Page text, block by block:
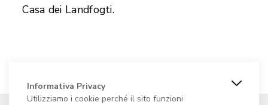
Casa dei Landfogti.
Informativa Privacy
Utilizziamo i cookie perché il sito funzioni